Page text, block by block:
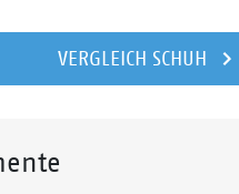
VERGLEICH SCHUH